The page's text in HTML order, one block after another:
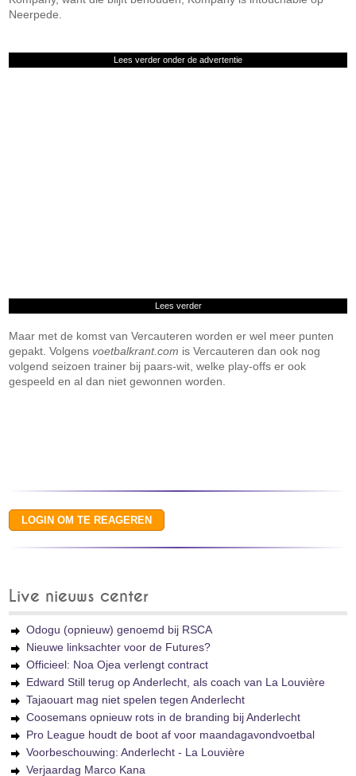
Neerpede.
Lees verder onder de advertentie
Lees verder
Maar met de komst van Vercauteren worden er wel meer punten
gepakt. Volgens voetbalkrant.com is Vercauteren dan ook nog
volgend seizoen trainer bij paars-wit, welke play-offs er ook
gespeeld en al dan niet gewonnen worden.
Live nieuws center
Odogu (opnieuw) genoemd bij RSCA
Nieuwe linksachter voor de Futures?
Officieel: Noa Ojea verlengt contract
Edward Still terug op Anderlecht, als coach van La Louvière
Tajaouart mag niet spelen tegen Anderlecht
Coosemans opnieuw rots in de branding bij Anderlecht
Pro League houdt de boot af voor maandagavondvoetbal
Voorbeschouwing: Anderlecht - La Louvière
Verjaardag Marco Kana